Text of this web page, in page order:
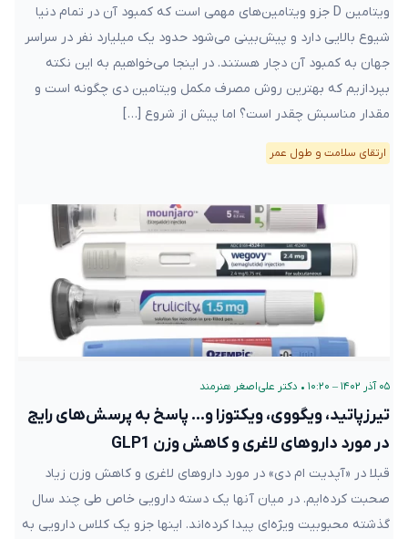
ویتامین D جزو ویتامین‌های مهمی است که کمبود آن در تمام دنیا
شیوع بالایی دارد و پیش‌بینی می‌شود حدود یک میلیارد نفر در سراسر
جهان به کمبود آن دچار هستند. در اینجا می‌خواهیم به این نکته
بپردازیم که بهترین روش مصرف مکمل ویتامین دی چگونه است و
مقدار مناسبش چقدر است؟ اما پیش از شروع […]
ارتقای سلامت و طول عمر
۰۵ آذر ۱۴۰۲ – ۱۰:۲۰ • دکتر علی‌اصغر هنرمند
تیرزپاتید، ویگووی، ویکتوزا و… پاسخ به پرسش‌های رایج
در مورد داروهای لاغری و کاهش وزن GLP1
قبلا در «آپدیت ام دی» در مورد داروهای لاغری و کاهش وزن زیاد
صحبت کرده‌ایم. در میان آنها یک دسته دارویی خاص طی چند سال
گذشته محبوبیت ویژه‌ای پیدا کرده‌اند. اینها جزو یک کلاس دارویی به